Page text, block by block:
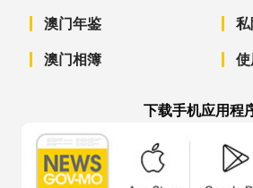
澳门年鉴
澳门相簿
私
使
下载手机应用程